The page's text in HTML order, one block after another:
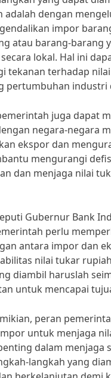
adalah dengan
impor
atau barang-barang
lokal. Hal ini
tekanan terhadap
pertumbuhan industri
juga dapat
negara-negara
ekspor dan
mengurangi
dan menjaga nilai
Gubernur Bank
perlu
antara impor dan
nilai tukar
diambil haruslah
untuk mencapai
peran
untuk menjaga
dalam menjaga
langkah yang